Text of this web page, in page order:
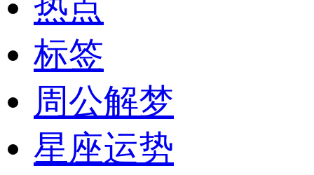
标签
周公解梦
星座运势